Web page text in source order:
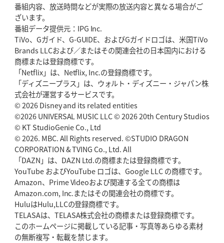
番組内容、放送時間などが実際の放送内容と異なる場合がご
ざいます。
番組データ提供元：IPG Inc.
TiVo、Gガイド、G-GUIDE、およびGガイドロゴは、米国TiVo
Brands LLCおよび／またはその関連会社の日本国内における
商標または登録商標です。
「Netflix」は、Netflix, Inc.の登録商標です。
「ディズニープラス」は、ウォルト・ディズニー・ジャパン株
式会社が運営するサービスです。
© 2026 Disney and its related entities
©2026 UNIVERSAL MUSIC LLC © 2026 20th Century Studios
© KT StudioGenie Co., Ltd
© 2026. MBC. All Rights reserved. ©STUDIO DRAGON
CORPORATION & TVING Co., Ltd. All
「DAZN」は、DAZN Ltd.の商標または登録商標です。
YouTube およびYouTube ロゴは、Google LLC の商標です。
Amazon、Prime Videoおよび関連する全ての商標は
Amazon.com, Inc.またはその関連会社の商標です。
HuluはHulu,LLCの登録商標です。
TELASAは、TELASA株式会社の商標または登録商標です。
このホームページに掲載している記事・写真等あらゆる素材
の無断複写・転載を禁じます。